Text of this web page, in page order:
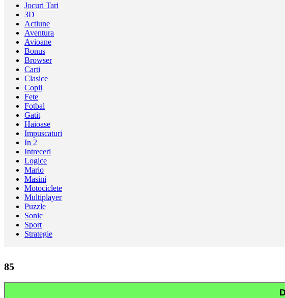
Jocuri Tari
3D
Actiune
Aventura
Avioane
Bonus
Browser
Carti
Clasice
Copii
Fete
Fotbal
Gatit
Haioase
Impuscaturi
In 2
Intreceri
Logice
Mario
Masini
Motociclete
Multiplayer
Puzzle
Sonic
Sport
Strategie
85